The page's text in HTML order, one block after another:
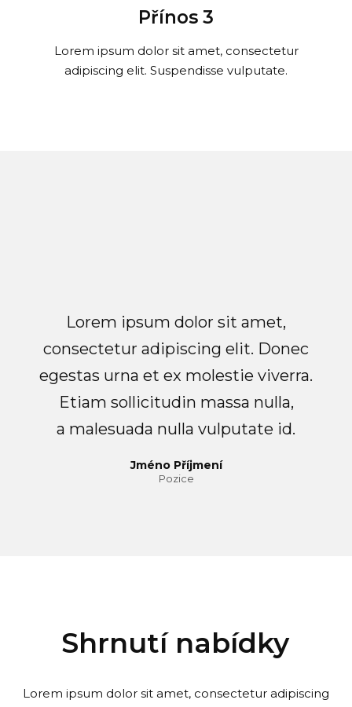
Přínos 3
Lorem ipsum dolor sit amet, consectetur
adipiscing elit. Suspendisse vulputate.
Lorem ipsum dolor sit amet,
consectetur adipiscing elit. Donec
egestas urna et ex molestie viverra.
Etiam sollicitudin massa nulla,
a malesuada nulla vulputate id.
Jméno Příjmení
Pozice
Shrnutí nabídky
Lorem ipsum dolor sit amet, consectetur adipiscing